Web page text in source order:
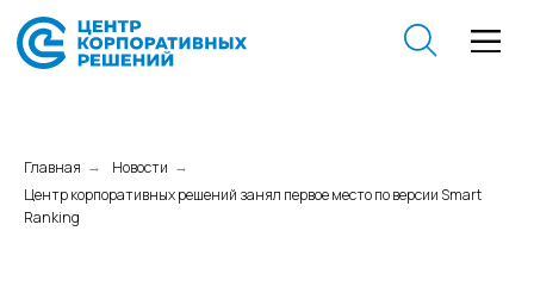
Главная → Новости →
Центр корпоративных решений занял первое место по версии Smart
Ranking